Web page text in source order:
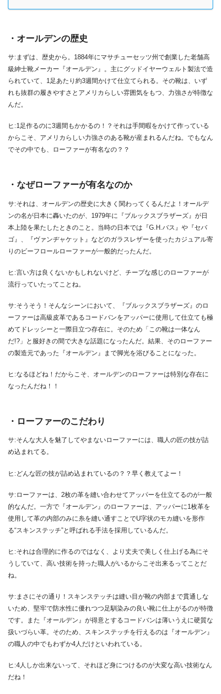
・オールデンの歴史
サ:まずは、歴史から。1884年にマサチューセッツ州で創業した老舗高
級紳士靴メーカー『オールデン』。主にグッドイヤーウェルト製法で造
られていて、1足あたり約3週間かけて仕立てられる。その靴は、いず
れも抜群の履きやすさとアメリカらしい雰囲気をもつ、力強さが特徴な
んだ。
ヒ:1足作るのに3週間もかかるの！？それは手間暇をかけて作っている
からこそ、アメリカらしい力強さのある靴が産まれるんだね。でもなん
でその中でも、ローファーが有名なの？？
・なぜローファーが有名なのか
サ:それは、オールデンの歴史に大きく関わってくるんだよ！オールデ
ンの名が日本に轟いたのが、1979年に『ブルックスブラザーズ』が日
本上陸を果たしたときのこと。当時の日本では『G.H.バス』や『セバ
ゴ』、『ヴァンヂャケット』などのガラスレザーを使ったカジュアル寄
りのビーフロールローファーが一般的だったんだ。
ヒ:言い方は良くないかもしれないけど、チープな感じのローファーが
流行っていたってことね。
サ:そうそう！そんなシーンにおいて、『ブルックスブラザーズ』のロ
ーファーは高級皮革であるコードバンをアッパーに使用して仕立ても極
めてドレッシーと一際目立つ存在に。そのため「この靴は一体なん
だ!?」と服好きの間で大きな話題になったんだ。結果、そのローファー
の製造元であった『オールデン』まで脚光を浴びることになった。
ヒ:なるほどね！だからこそ、オールデンのローファーは特別な存在に
なったんだね！！
・ローファーのこだわり
サ:そんな大人を魅了してやまないローファーには、職人の匠の技が詰
め込まれてる。
ヒ:どんな匠の技が詰め込まれているの？？早く教えてよー！
サ:ローファーは、2枚の革を縫い合わせてアッパーを仕立てるのが一般
的なんだ。一方で『オールデン』のローファーは、アッパーに1枚革を
使用して革の内部のみに糸を縫い通すことでU字状のモカ縫いを形作
る“スキンステッチ”と呼ばれる手法を採用しているんだ。
ヒ:それは合理的に作るのではなく、より丈夫で美しく仕上げる為にそ
うしていて、高い技術を持った職人がいるからこそ出来るってことだ
ね。
サ:まさにその通り！スキンステッチは縫い目が靴の内部まで貫通しな
いため、堅牢で防水性に優れつつ足馴染みの良い靴に仕上がるのが特徴
です。また『オールデン』が得意とするコードバンは薄いうえに硬質な
扱いづらい革。そのため、スキンステッチを行えるのは『オールデン』
の職人の中でもわずか4人だけといわれている。
ヒ:4人しか出来ないって、それほど身につけるのが大変な高い技術なん
だね！